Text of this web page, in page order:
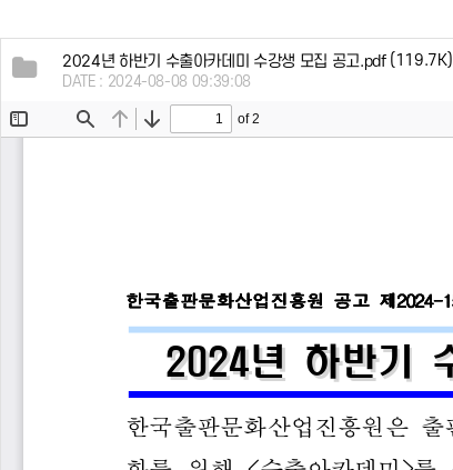
2024년 하반기 수출아카데미 수강생 모집 공고.pdf(119.7K)
DATE : 2024-08-08 09:39:08